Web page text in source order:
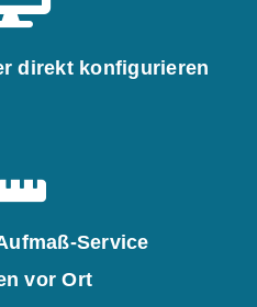
direkt konfigurieren
Service
vor Ort